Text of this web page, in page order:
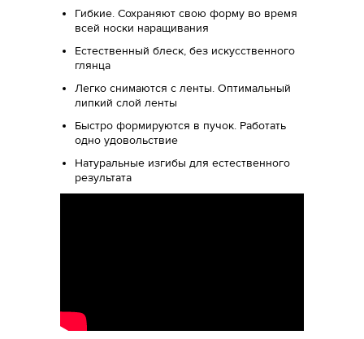
Гибкие. Сохраняют свою форму во время
всей носки наращивания
Естественный блеск, без искусственного
глянца
Легко снимаются с ленты. Оптимальный
липкий слой ленты
Быстро формируются в пучок. Работать
одно удовольствие
Натуральные изгибы для естественного
результата